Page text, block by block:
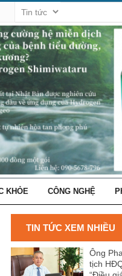
KHỎE CÔNG NGHỆ
TIN TỨC XEM NHIỀU
Ông
tịch